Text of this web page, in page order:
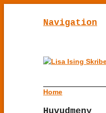
Navigation
Home
Huvudmeny